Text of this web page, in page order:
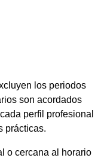
los periodos
son acordados
perfil profesional
prácticas.
o cercana al horario